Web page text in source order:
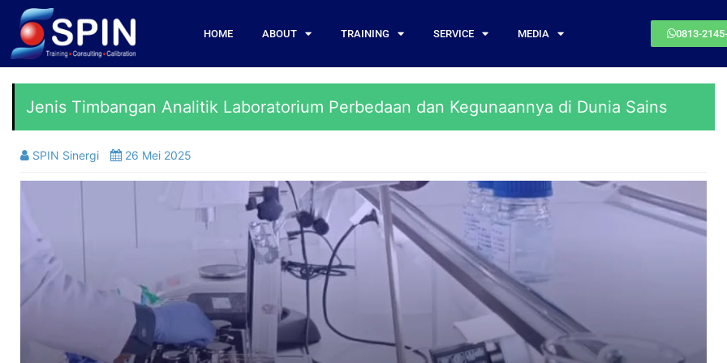
HOME ABOUT TRAINING SERVICE MEDIA 0813-
Jenis Timbangan Analitik Laboratorium Perbedaan dan Kegunaannya di Dunia Sains
SPIN Sinergi 26 Mei 2025